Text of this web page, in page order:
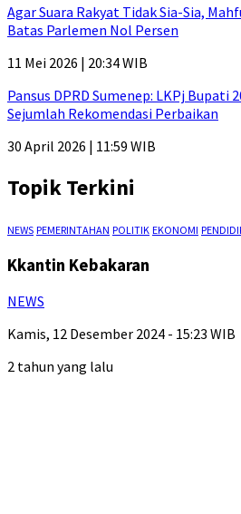
Agar Suara Rakyat Tidak Sia-Sia,
Batas Parlemen Nol Persen
11 Mei 2026 | 20:34 WIB
Pansus DPRD Sumenep: LKPj Bupati
Sejumlah Rekomendasi Perbaikan
30 April 2026 | 11:59 WIB
Topik Terkini
NEWS PEMERINTAHAN POLITIK EKONOMI
Kkantin Kebakaran
NEWS
Kamis, 12 Desember 2024 - 15:23 WIB
2 tahun yang lalu